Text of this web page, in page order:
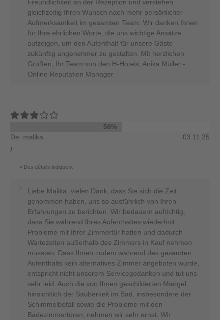
Freundlichkeit an der Rezeption und verstehen
gleichzeitig Ihren Wunsch nach mehr persönlicher
Aufmerksamkeit im gesamten Team. Wir danken Ihnen
für Ihre ehrlichen Worte, die uns wichtige Ansätze
aufzeigen, um den Aufenthalt für unsere Gäste
zukünftig angenehmer zu gestalten. Mit herzlichen
Grüßen, Ihr Team von den H-Hotels, Anika Müller -
Online Reputation Manager
56%
De: malika
03.11.25
/
Des détails indiquent
Liebe Malika, vielen Dank, dass Sie sich die Zeit
genommen haben, uns so ausführlich von Ihren
Erfahrungen zu berichten. Wir bedauern aufrichtig,
dass Sie während Ihres Aufenthaltes wiederholt
Probleme mit Ihrer Zimmertür hatten und dadurch
Wartezeiten außerhalb des Zimmers in Kauf nehmen
mussten. Dass Ihnen zudem während des gesamten
Aufenthalts kein alternatives Zimmer angeboten wurde,
entspricht nicht unserem Servicegedanken und tut uns
sehr leid. Auch die von Ihnen geschilderten Mängel
hinsichtlich der Sauberkeit im Bad, insbesondere der
Schimmelbefall sowie die Probleme mit den
Badezimmertüren, nehmen wir sehr ernst. Wir